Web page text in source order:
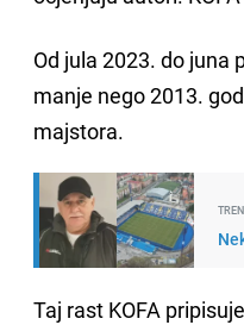
Od jula 2023. do juna
manje nego 2013.
majstora.
Taj rast KOFA